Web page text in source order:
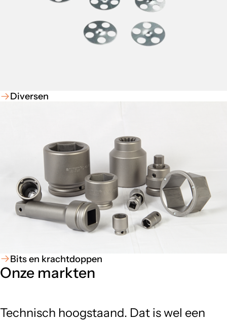
Diversen
Bits en krachtdoppen
Onze markten
Technisch hoogstaand. Dat is wel een